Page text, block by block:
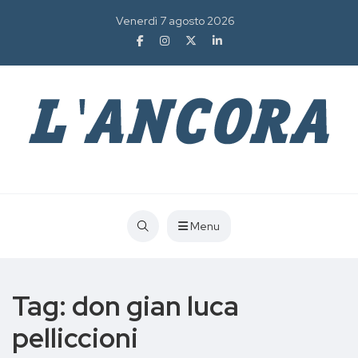
Venerdì 7 agosto 2026
Menu
Tag: don gian luca
pelliccioni